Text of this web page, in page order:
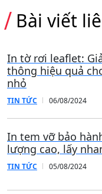
Bài viết
In tờ rơi leaflet:
thông hiệu quả
nhỏ
TIN TỨC 06/08/2024
In tem vỡ bảo
lượng cao, lấy
TIN TỨC 05/08/2024